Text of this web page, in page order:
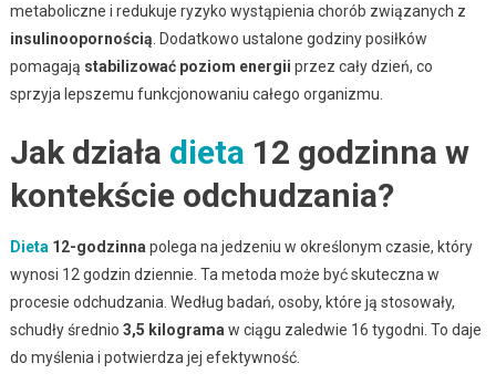
metaboliczne i redukuje ryzyko wystąpienia chorób związanych z
insulinoopornością . Dodatkowo ustalone godziny posiłków
pomagają stabilizować poziom energii przez cały dzień, co
sprzyja lepszemu funkcjonowaniu całego organizmu.
Jak działa dieta 12 godzinna w
kontekście odchudzania?
Dieta 12-godzinna polega na jedzeniu w określonym czasie, który
wynosi 12 godzin dziennie. Ta metoda może być skuteczna w
procesie odchudzania. Według badań, osoby, które ją stosowały,
schudły średnio 3,5 kilograma w ciągu zaledwie 16 tygodni. To daje
do myślenia i potwierdza jej efektywność.